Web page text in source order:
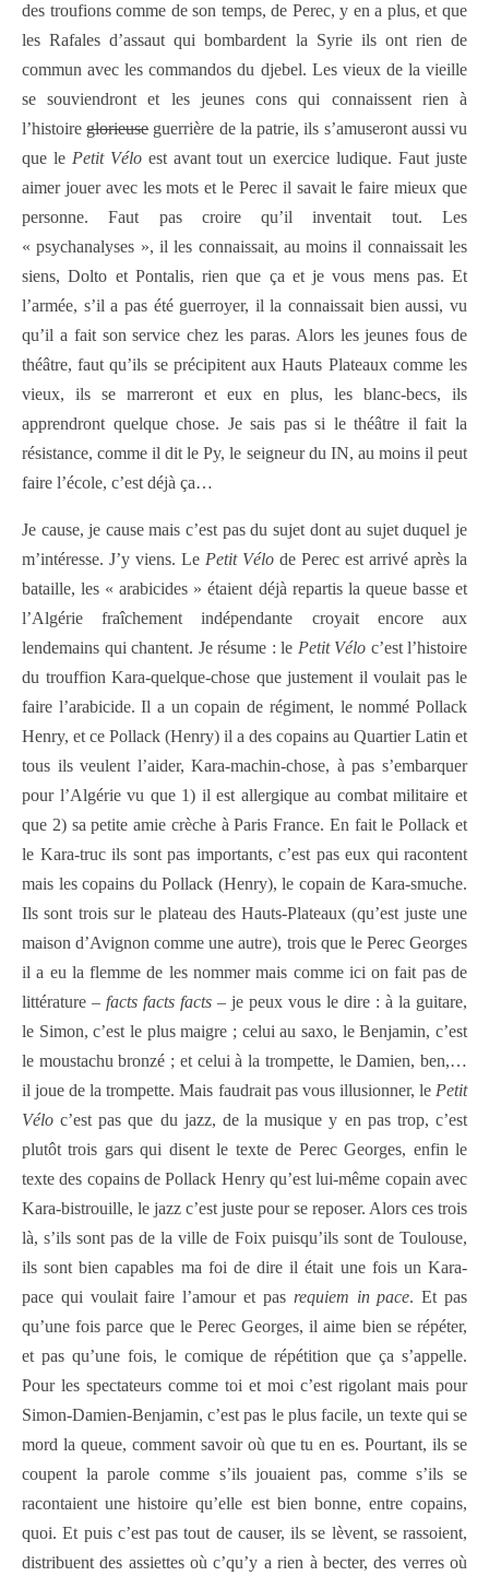
des troufions comme de son temps, de Perec, y en a plus, et que
les Rafales d’assaut qui bombardent la Syrie ils ont rien de
commun avec les commandos du djebel. Les vieux de la vieille
se souviendront et les jeunes cons qui connaissent rien à
l’histoireglorieuseguerrière de la patrie, ils s’amuseront aussi vu
que lePetit Véloest avant tout un exercice ludique. Faut juste
aimer jouer avec les mots et le Perec il savait le faire mieux que
personne. Faut pas croire qu’il inventait tout. Les
« psychanalyses », il les connaissait, au moins il connaissait les
siens, Dolto et Pontalis, rien que ça et je vous mens pas. Et
l’armée, s’il a pas été guerroyer, il la connaissait bien aussi, vu
qu’il a fait son service chez les paras. Alors les jeunes fous de
théâtre, faut qu’ils se précipitent aux Hauts Plateaux comme les
vieux, ils se marreront et eux en plus, les blanc-becs, ils
apprendront quelque chose. Je sais pas si le théâtre il fait la
résistance, comme il dit le Py, le seigneur du IN, au moins il peut
faire l’école, c’est déjà ça…
Je cause, je cause mais c’est pas du sujet dont au sujet duquel je
m’intéresse. J’y viens. Le Petit Vélo de Perec est arrivé après la
bataille, les « arabicides » étaient déjà repartis la queue basse et
l’Algérie fraîchement indépendante croyait encore aux
lendemains qui chantent. Je résume : le Petit Vélo c’est l’histoire
du trouffion Kara-quelque-chose que justement il voulait pas le
faire l’arabicide. Il a un copain de régiment, le nommé Pollack
Henry, et ce Pollack (Henry) il a des copains au Quartier Latin et
tous ils veulent l’aider, Kara-machin-chose, à pas s’embarquer
pour l’Algérie vu que 1) il est allergique au combat militaire et
que 2) sa petite amie crèche à Paris France. En fait le Pollack et
le Kara-truc ils sont pas importants, c’est pas eux qui racontent
mais les copains du Pollack (Henry), le copain de Kara-smuche.
Ils sont trois sur le plateau des Hauts-Plateaux (qu’est juste une
maison d’Avignon comme une autre), trois que le Perec Georges
il a eu la flemme de les nommer mais comme ici on fait pas de
littérature – facts facts facts – je peux vous le dire : à la guitare,
le Simon, c’est le plus maigre ; celui au saxo, le Benjamin, c’est
le moustachu bronzé ; et celui à la trompette, le Damien, ben,…
il joue de la trompette. Mais faudrait pas vous illusionner, le Petit
Vélo c’est pas que du jazz, de la musique y en pas trop, c’est
plutôt trois gars qui disent le texte de Perec Georges, enfin le
texte des copains de Pollack Henry qu’est lui-même copain avec
Kara-bistrouille, le jazz c’est juste pour se reposer. Alors ces trois
là, s’ils sont pas de la ville de Foix puisqu’ils sont de Toulouse,
ils sont bien capables ma foi de dire il était une fois un Kara-
pace qui voulait faire l’amour et pas requiem in pace. Et pas
qu’une fois parce que le Perec Georges, il aime bien se répéter,
et pas qu’une fois, le comique de répétition que ça s’appelle.
Pour les spectateurs comme toi et moi c’est rigolant mais pour
Simon-Damien-Benjamin, c’est pas le plus facile, un texte qui se
mord la queue, comment savoir où que tu en es. Pourtant, ils se
coupent la parole comme s’ils jouaient pas, comme s’ils se
racontaient une histoire qu’elle est bien bonne, entre copains,
quoi. Et puis c’est pas tout de causer, ils se lèvent, se rassoient,
distribuent des assiettes où c’qu’y a rien à becter, des verres où